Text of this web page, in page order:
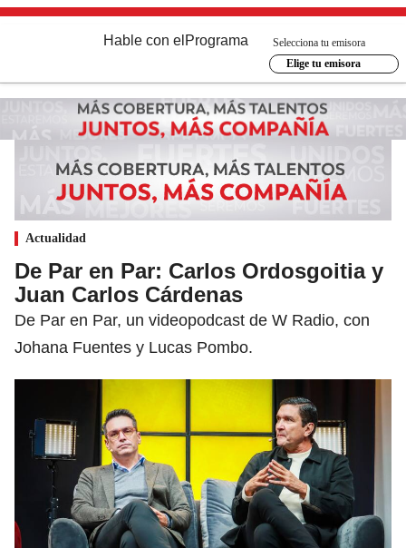
Hable con el Programa
Selecciona tu emisora
Elige tu emisora
Actualidad
De Par en Par: Carlos Ordosgoitia y
Juan Carlos Cárdenas
De Par en Par, un videopodcast de W Radio, con
Johana Fuentes y Lucas Pombo.